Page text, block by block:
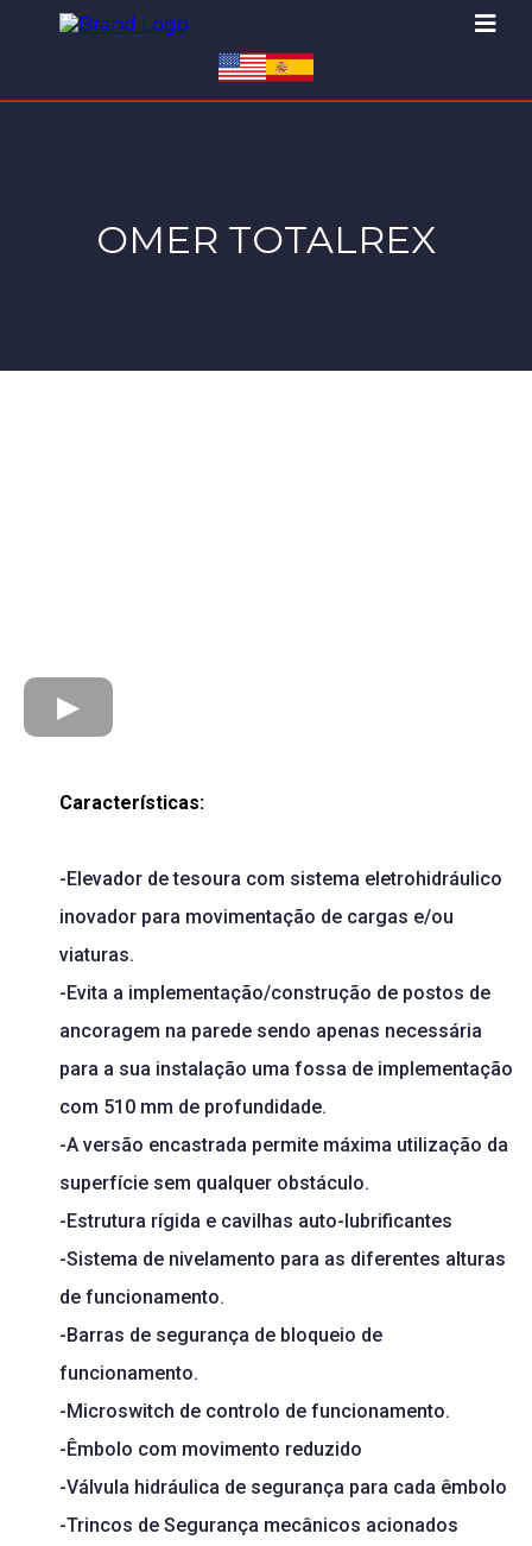
OMER TOTALREX
Características:
-Elevador de tesoura com sistema eletrohidráulico
inovador para movimentação de cargas e/ou
viaturas.
-Evita a implementação/construção de postos de
ancoragem na parede sendo apenas necessária
para a sua instalação uma fossa de implementação
com 510 mm de profundidade.
-A versão encastrada permite máxima utilização da
superfície sem qualquer obstáculo.
-Estrutura rígida e cavilhas auto-lubrificantes
-Sistema de nivelamento para as diferentes alturas
de funcionamento.
-Barras de segurança de bloqueio de
funcionamento.
-Microswitch de controlo de funcionamento.
-Êmbolo com movimento reduzido
-Válvula hidráulica de segurança para cada êmbolo
-Trincos de Segurança mecânicos acionados